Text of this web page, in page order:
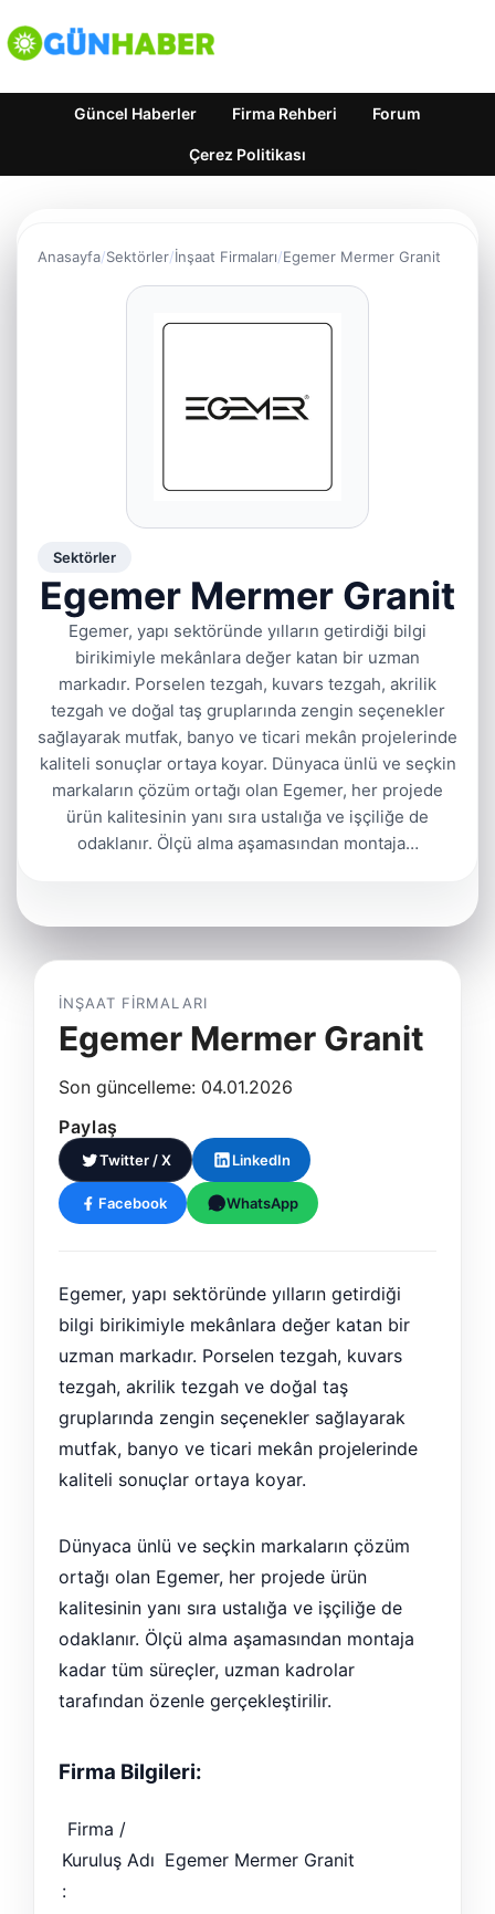
Güncel Haberler Firma Rehberi Forum
Çerez Politikası
Anasayfa Sektörler İnşaat Firmaları Egemer Mermer Granit
Sektörler
Egemer Mermer Granit
Egemer, yapı sektöründe yılların getirdiği bilgi
birikimiyle mekânlara değer katan bir uzman
markadır. Porselen tezgah, kuvars tezgah, akrilik
tezgah ve doğal taş gruplarında zengin seçenekler
sağlayarak mutfak, banyo ve ticari mekân projelerinde
kaliteli sonuçlar ortaya koyar. Dünyaca ünlü ve seçkin
markaların çözüm ortağı olan Egemer, her projede
ürün kalitesinin yanı sıra ustalığa ve işçiliğe de
odaklanır. Ölçü alma aşamasından montaja…
İNŞAAT FIRMALARI
Egemer Mermer Granit
Son güncelleme: 04.01.2026
Paylaş
Twitter / X LinkedIn
Facebook WhatsApp
Egemer, yapı sektöründe yılların getirdiği
bilgi birikimiyle mekânlara değer katan bir
uzman markadır. Porselen tezgah, kuvars
tezgah, akrilik tezgah ve doğal taş
gruplarında zengin seçenekler sağlayarak
mutfak, banyo ve ticari mekân projelerinde
kaliteli sonuçlar ortaya koyar.
Dünyaca ünlü ve seçkin markaların çözüm
ortağı olan Egemer, her projede ürün
kalitesinin yanı sıra ustalığa ve işçiliğe de
odaklanır. Ölçü alma aşamasından montaja
kadar tüm süreçler, uzman kadrolar
tarafından özenle gerçekleştirilir.
Firma Bilgileri:
Firma /
Kuruluş Adı
:
Egemer Mermer Granit